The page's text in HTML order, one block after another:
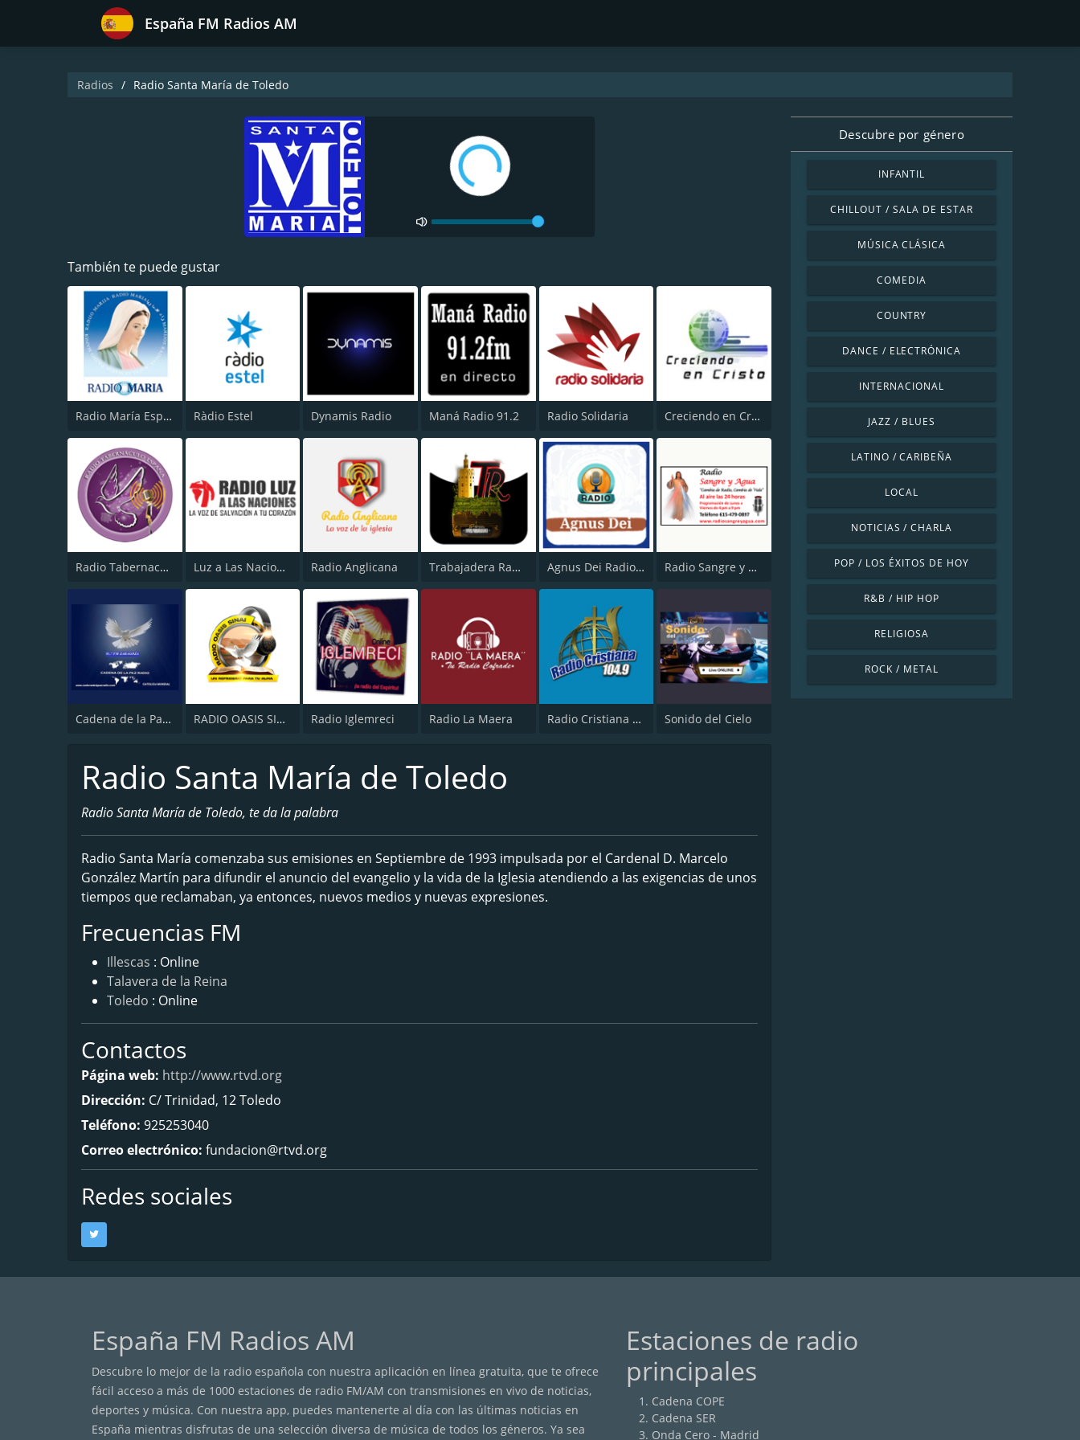
España FM Radios AM
Radios Radio Santa María de Toledo
También te puede gustar
Radio María España Ràdio Estel Dynamis Radio Maná Radio 91.2 Radio Solidaria Creciendo en Cristo
Radio Tabernaculo España Luz a Las Naciones Radio Anglicana Trabajadera Radio Agnus Dei Radio GT Radio Sangre y Agua
Cadena de la Paz Radio RADIO OASIS SINAI Radio Iglemreci Radio La Maera Radio Cristiana 104.9 FM Sonido del Cielo
Radio Santa María de Toledo
Radio Santa María de Toledo, te da la palabra
Radio Santa María comenzaba sus emisiones en Septiembre de 1993 impulsada por el Cardenal D. Marcelo
González Martín para difundir el anuncio del evangelio y la vida de la Iglesia atendiendo a las exigencias de unos
tiempos que reclamaban, ya entonces, nuevos medios y nuevas expresiones.
Frecuencias FM
Illescas : Online
Talavera de la Reina
Toledo : Online
Contactos
Página web: http://www.rtvd.org
Dirección: C/ Trinidad, 12 Toledo
Teléfono: 925253040
Correo electrónico: fundacion@rtvd.org
Redes sociales
Descubre por género
INFANTIL
CHILLOUT / SALA DE ESTAR
MÚSICA CLÁSICA
COMEDIA
COUNTRY
DANCE / ELECTRÓNICA
INTERNACIONAL
JAZZ / BLUES
LATINO / CARIBEÑA
LOCAL
NOTICIAS / CHARLA
POP / LOS ÉXITOS DE HOY
R&B / HIP HOP
RELIGIOSA
ROCK / METAL
España FM Radios AM
Descubre lo mejor de la radio española con nuestra aplicación en línea gratuita, que te ofrece
fácil acceso a más de 1000 estaciones de radio FM/AM con transmisiones en vivo de noticias,
deportes y música. Con nuestra app, puedes mantenerte al día con las últimas noticias en
España mientras disfrutas de una selección diversa de música de todos los géneros. Ya sea
Estaciones de radio
principales
Cadena COPE
Cadena SER
Onda Cero - Madrid